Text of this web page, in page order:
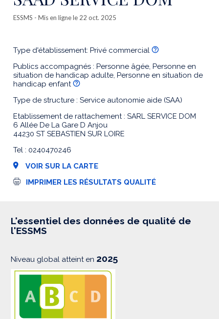
ESSMS - Mis en ligne le 22 oct. 2025
Type d'établissement: Privé commercial
Publics accompagnés : Personne âgée, Personne en
situation de handicap adulte, Personne en situation de
handicap enfant
Type de structure : Service autonomie aide (SAA)
Etablissement de rattachement : SARL SERVICE DOM
6 Allée De La Gare D Anjou
44230 ST SEBASTIEN SUR LOIRE
Tel : 0240470246
VOIR SUR LA CARTE
I
s
i
IMPRIMER LES RÉSULTATS QUALITÉ
L'essentiel des données de qualité de
l'ESSMS
Niveau global atteint en 2025